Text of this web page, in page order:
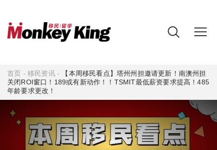
首页 -移民资讯-
【本周移民看点】塔州州担邀请更新！南澳州担
关闭ROI窗口！189或有新动作！！TSMIT最低薪资要求提高！485
年龄要求更改！